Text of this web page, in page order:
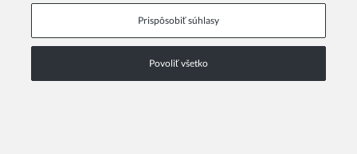
Prispôsobiť súhlasy
Povoliť všetko